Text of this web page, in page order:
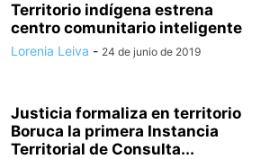
Territorio indígena estrena
centro comunitario inteligente
Lorenia Leiva - 24 de junio de 2019
Justicia formaliza en territorio
Boruca la primera Instancia
Territorial de Consulta...